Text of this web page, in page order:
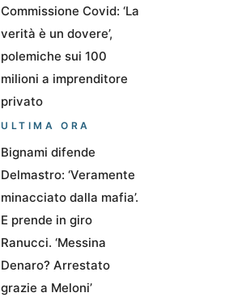
Commissione Covid: ‘La
verità è un dovere’,
polemiche sui 100
milioni a imprenditore
privato
ULTIMA ORA
Bignami difende
Delmastro: ‘Veramente
minacciato dalla mafia’.
E prende in giro
Ranucci. ‘Messina
Denaro? Arrestato
grazie a Meloni’